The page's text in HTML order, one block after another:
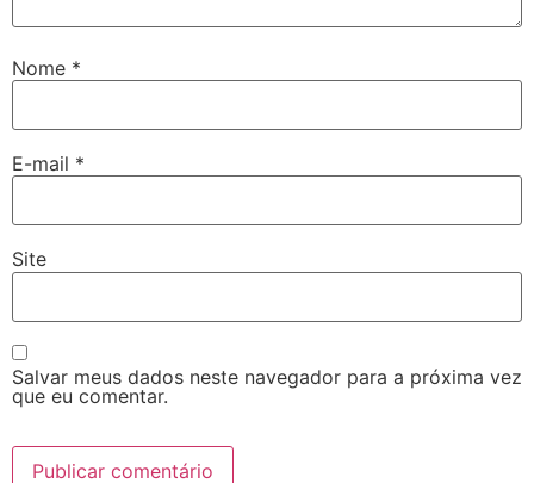
Nome *
E-mail *
Site
Salvar meus dados neste navegador para a próxima vez
que eu comentar.